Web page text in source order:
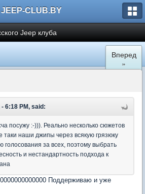
JEEP-CLUB.BY
Jeep клуба
Вперед
»
6:18 PM, said:
посужу :-))). Реально несколько сюжетов
таки наши джипы через всякую грязюку
голосования за всех, поэтому выбрать
и нестандартность подхода к
Поддерживаю и уже